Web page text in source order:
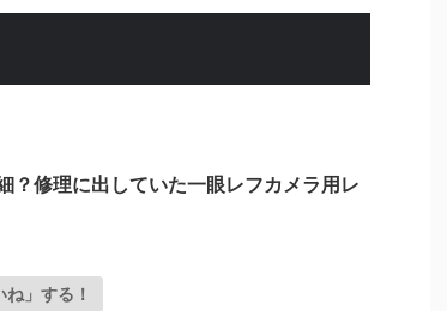
？修理に出していた一眼レフカメラ用レ
」する！